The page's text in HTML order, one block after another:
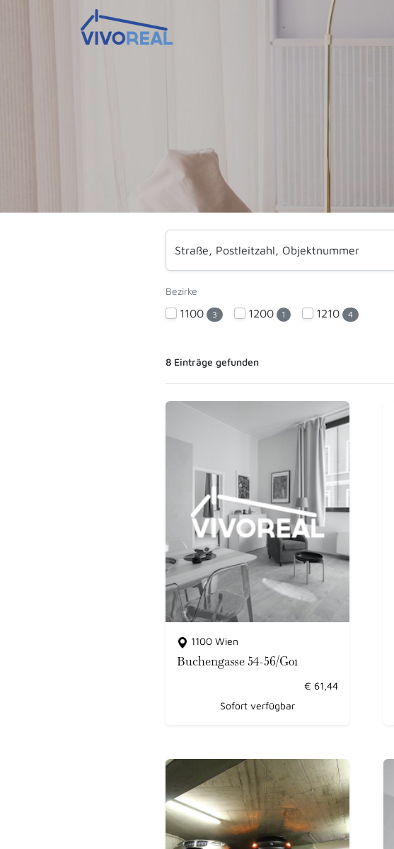
Straße, Postleitzahl, Objektnummer
Bezirke
1100 3 1200 1 1210 4
8 Einträge gefunden
1100 Wien
Buchengasse 54-56/G01
€ 61,44
Sofort verfügbar